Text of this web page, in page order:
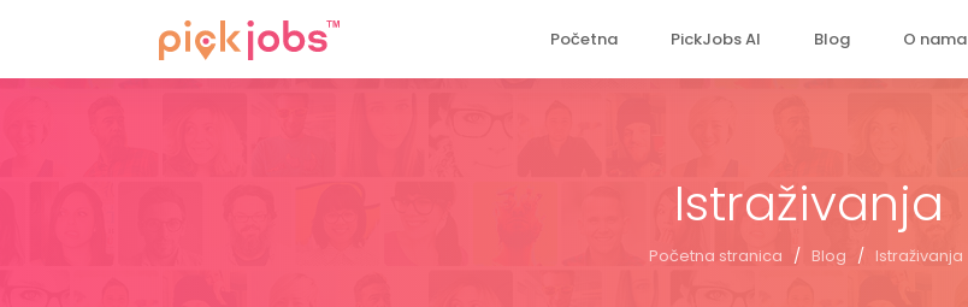
Početna PickJobs AI Blog O nama
Istraživanja
Početna stranica / Blog / Istraživanja